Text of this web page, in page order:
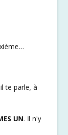
te parle, à
UN. Il n'y